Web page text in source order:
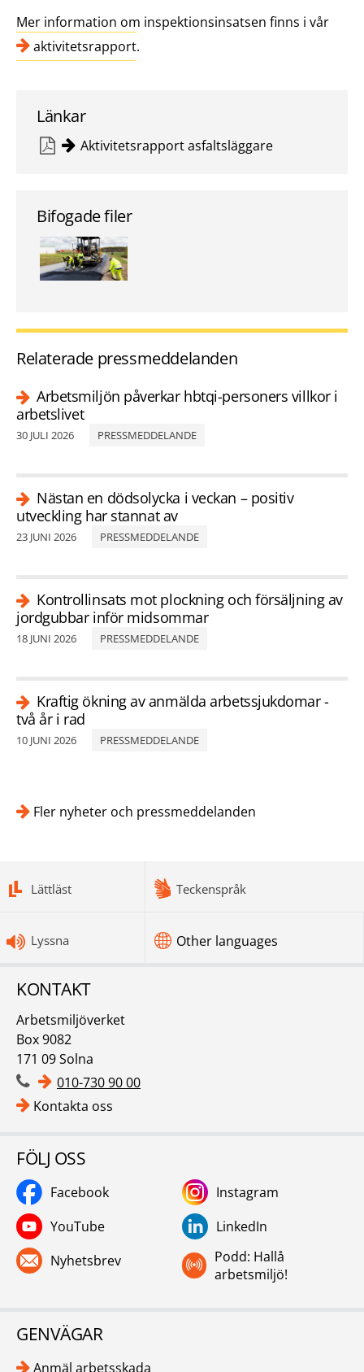
Mer information om inspektionsinsatsen finns i vår
aktivitetsrapport.
Länkar
Aktivitetsrapport asfaltsläggare
Bifogade filer
Relaterade pressmeddelanden
Arbetsmiljön påverkar hbtqi-personers villkor i
arbetslivet
30 JULI 2026 PRESSMEDDELANDE
Nästan en dödsolycka i veckan – positiv
utveckling har stannat av
23 JUNI 2026 PRESSMEDDELANDE
Kontrollinsats mot plockning och försäljning av
jordgubbar inför midsommar
18 JUNI 2026 PRESSMEDDELANDE
Kraftig ökning av anmälda arbetssjukdomar -
två år i rad
10 JUNI 2026 PRESSMEDDELANDE
Fler nyheter och pressmeddelanden
Lättläst Teckenspråk
Lyssna Other languages
KONTAKT
Arbetsmiljöverket
Box 9082
171 09 Solna
010-730 90 00
Kontakta oss
FÖLJ OSS
Facebook
Instagram
YouTube
LinkedIn
Nyhetsbrev
Podd: Hallå
arbetsmiljö!
GENVÄGAR
Anmäl arbetsskada